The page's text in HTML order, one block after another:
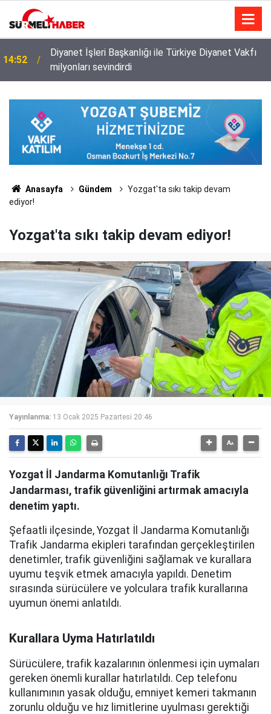
14:52
Diyanet İşleri Başkanlığı ile Türkiye Diyanet Vakfı
milyonları sevindirdi
Anasayfa Gündem
Yozgat'ta sıkı takip devam
ediyor!
Yozgat'ta sıkı takip devam ediyor!
Yayınlanma: 13 Ocak 2025 Pazartesi 20:46
Yozgat İl Jandarma Komutanlığı Trafik
Jandarması, trafik güvenliğini artırmak amacıyla
denetim yaptı.
Şefaatli ilçesinde, Yozgat İl Jandarma Komutanlığı
Trafik Jandarma ekipleri tarafından gerçekleştirilen
denetimler, trafik güvenliğini sağlamak ve kurallara
uyumu teşvik etmek amacıyla yapıldı. Denetim
sırasında sürücülere ve yolculara trafik kurallarına
uyumun önemi anlatıldı.
Kurallara Uyma Hatırlatıldı
Sürücülere, trafik kazalarının önlenmesi için uymaları
gereken önemli kurallar hatırlatıldı. Cep telefonu
kullanımının yasak olduğu, emniyet kemeri takmanın
zorunlu olduğu ve hız limitlerine uyulması gerektiği